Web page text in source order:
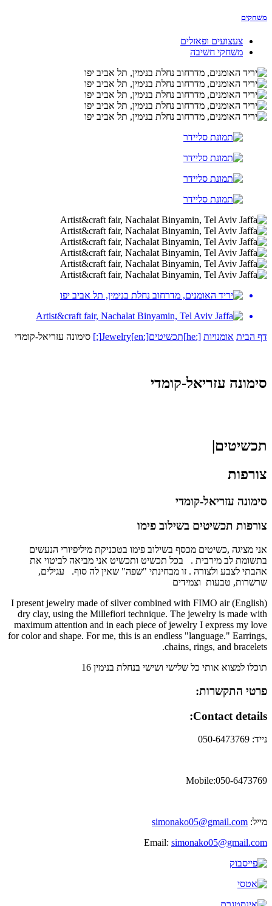
משחקים
צעצועים ופאזלים
משחקי חשיבה
דף הבית אומנויות [:he]תכשיטים[:en]Jewelry[:] סימונה עזריאל-קומדי
סימונה עזריאל-קומדי
תכשיטים|
צורפות
סימונה עזריאל-קומדי
צורפות תכשיטים בשילוב פימו
אני מציגה ,כשיטים מכסף בשילוב פימו בטכניקת מיליפיורי הנעשים
בתשומת לב מירבית . בכל תכשיט ותכשיט אני מביאה לביטוי את
אהבתי לצבע ולצורה . זו מבחינתי "שפה" שאין לה סוף. עגילים,
שרשרות, טבעות וצמידים
(English)
I present jewelry made of silver combined with FIMO air
dry clay, using the Millefiori technique. The jewelry is made with
maximum attention and in each piece of jewelry I express my love
for color and shape. For me, this is an endless "language." Earrings,
chains, rings, and bracelets.
תוכלו למצוא אותי כל שלישי ושישי בנחלת בנימין 16
פרטי התקשרות:
Contact details:
נייד: 050-6473769
Mobile:050-6473769
מייל: simonako05@gmail.com
Email: simonako05@gmail.com